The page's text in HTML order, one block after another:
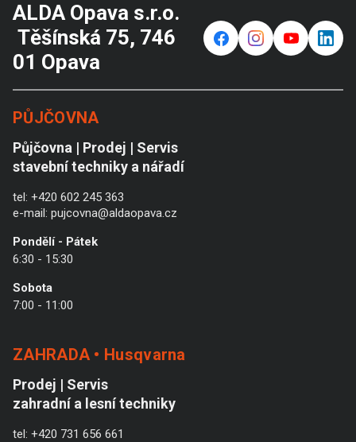
ALDA Opava s.r.o.
Těšínská 75, 746
01 Opava
f ⌁ y in
PŮJČOVNA
Půjčovna | Prodej | Servis
stavební techniky a nářadí
tel: +420 602 245 363
e-mail: pujcovna@aldaopava.cz
Pondělí - Pátek
6:30 - 15:30
Sobota
7:00 - 11:00
ZAHRADA • Husqvarna
Prodej | Servis
zahradní a lesní techniky
tel: +420 731 656 661